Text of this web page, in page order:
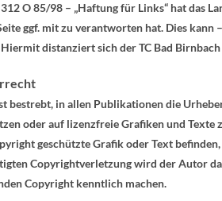
O 85/98 – „Haftung für Links“ hat das
ggf. mit zu verantworten hat. Dies kann
distanziert sich der TC Bad
bestrebt, in allen Publikationen die
oder auf lizenzfreie Grafiken und
geschützte Grafik oder Text
Copyrightverletzung wird der Autor
Copyright kenntlich machen.